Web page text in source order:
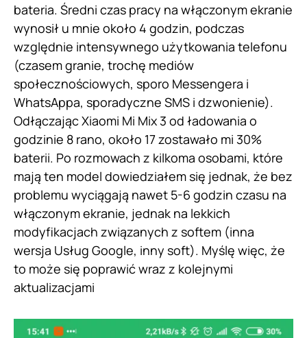
bateria. Średni czas pracy na włączonym ekranie
wynosił u mnie około 4 godzin, podczas
względnie intensywnego użytkowania telefonu
(czasem granie, trochę mediów
społecznościowych, sporo Messengera i
WhatsAppa, sporadyczne SMS i dzwonienie).
Odłączając Xiaomi Mi Mix 3 od ładowania o
godzinie 8 rano, około 17 zostawało mi 30%
baterii. Po rozmowach z kilkoma osobami, które
mają ten model dowiedziałem się jednak, że bez
problemu wyciągają nawet 5-6 godzin czasu na
włączonym ekranie, jednak na lekkich
modyfikacjach związanych z softem (inna
wersja Usług Google, inny soft). Myślę więc, że
to może się poprawić wraz z kolejnymi
aktualizacjami